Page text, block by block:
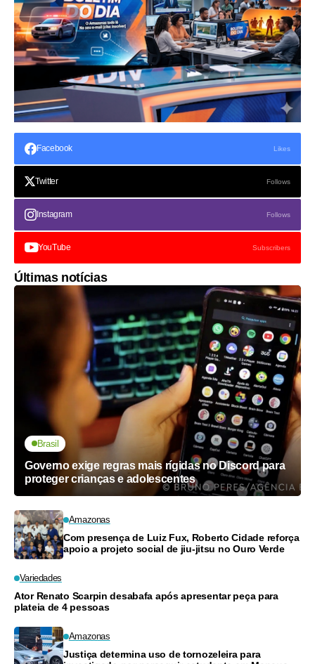
Facebook Likes
Twitter Follows
Instagram Follows
YouTube Subscribers
Últimas notícias
Brasil
Governo exige regras mais rígidas no Discord para
proteger crianças e adolescentes
Amazonas
Com presença de Luiz Fux, Roberto Cidade reforça
apoio a projeto social de jiu-jitsu no Ouro Verde
Variedades
Ator Renato Scarpin desabafa após apresentar peça para
plateia de 4 pessoas
Amazonas
Justiça determina uso de tornozeleira para